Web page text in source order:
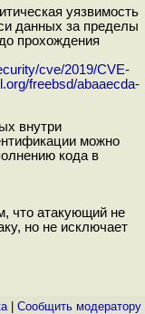
уязвимость
данных за пределы
прохождения
cve/2019/CVE-
freebsd/abaaecda-
внутри
можно
кода в
что атакующий не
но не исключает
| Cообщить модератору